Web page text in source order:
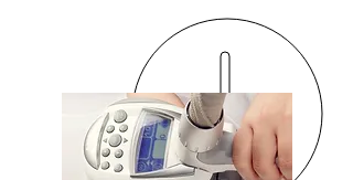
45
min